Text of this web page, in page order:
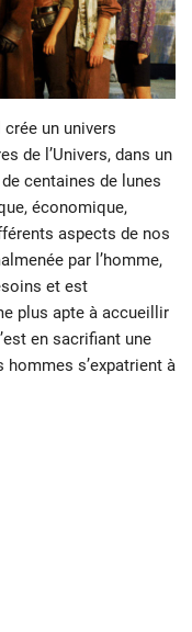
un univers
de l’Univers, dans un
centaines de lunes
économique,
aspects de nos
par l’homme,
et est
plus apte à accueillir
en sacrifiant une
s’expatrient à